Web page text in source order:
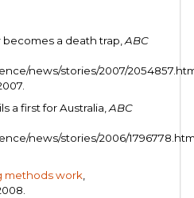
becomes a death trap,ABC
news/stories/2007/
a first for Australia,ABC
news/stories/2006/
methods work,